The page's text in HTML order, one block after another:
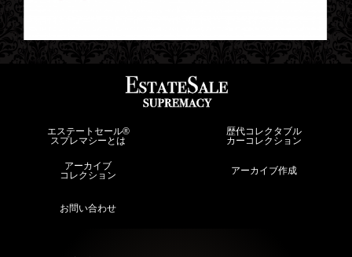
エステートセール®︎
スプレマシーとは
歴代コレクタブル
カーコレクション
アーカイブ
コレクション
アーカイブ作成
お問い合わせ